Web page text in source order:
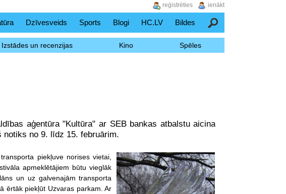
Dzīvesveids Sports Blogi HC.LV Bildes Meklēšana
Izstādes un recenzijas Kino Spēles
aģentūra "Kultūra" ar SEB bankas atbalstu aicina
no 9. līdz 15. februārim.
piekļuve norises vietai,
apmeklētājiem būtu vieglāk
un uz galvenajām transporta
ērtāk piekļūt Uzvaras parkam. Ar
ienākt
reģistrēties